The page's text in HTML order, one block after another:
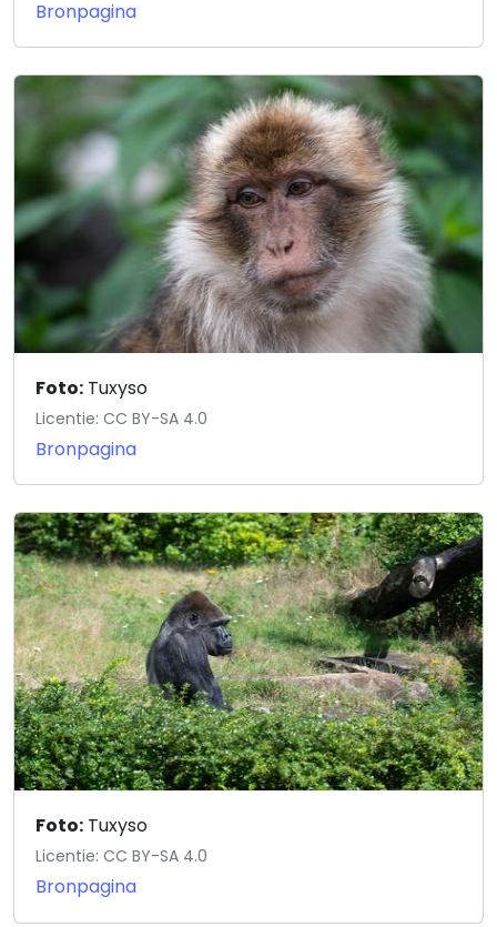
Bronpagina
Foto: Tuxyso
Licentie: CC BY-SA 4.0
Bronpagina
Foto: Tuxyso
Licentie: CC BY-SA 4.0
Bronpagina